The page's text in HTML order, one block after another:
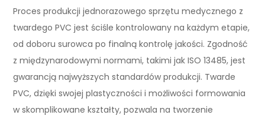
Proces produkcji jednorazowego sprzętu medycznego z
twardego PVC jest ściśle kontrolowany na każdym etapie,
od doboru surowca po finalną kontrolę jakości. Zgodność
z międzynarodowymi normami, takimi jak ISO 13485, jest
gwarancją najwyższych standardów produkcji. Twarde
PVC, dzięki swojej plastyczności i możliwości formowania
w skomplikowane kształty, pozwala na tworzenie